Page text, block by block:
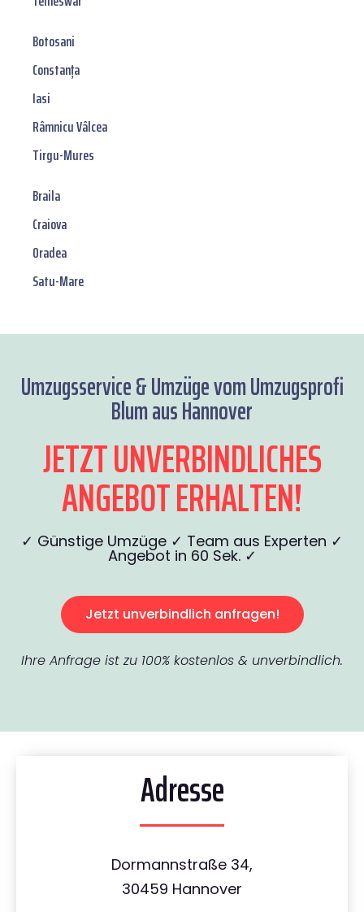
Botosani
Constanța
Iasi
Râmnicu Vâlcea
Tirgu-Mures
Braila
Craiova
Oradea
Satu-Mare
Umzugsservice & Umzüge vom Umzugsprofi
Blum aus Hannover
JETZT UNVERBINDLICHES
ANGEBOT ERHALTEN!
✓ Günstige Umzüge ✓ Team aus Experten ✓
Angebot in 60 Sek. ✓
Jetzt unverbindlich anfragen!
Ihre Anfrage ist zu 100% kostenlos & unverbindlich.
Adresse
Dormannstraße 34,
30459 Hannover